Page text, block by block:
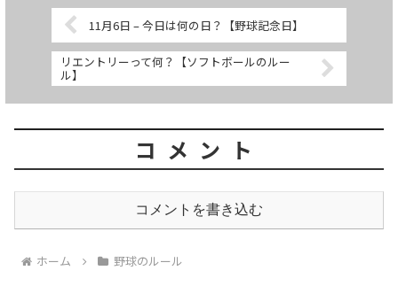
11月6日 – 今日は何の日？【野球記念日】
リエントリーって何？【ソフトボールのルー
ル】
コメント
コメントを書き込む
ホーム 野球のルール